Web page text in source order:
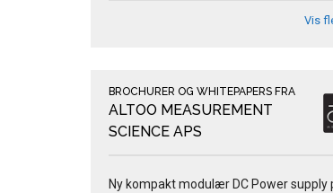
Vis
BROCHURER OG WHITEPAPERS FRA
ALTOO MEASUREMENT
SCIENCE APS
Ny kompakt modulær DC Power